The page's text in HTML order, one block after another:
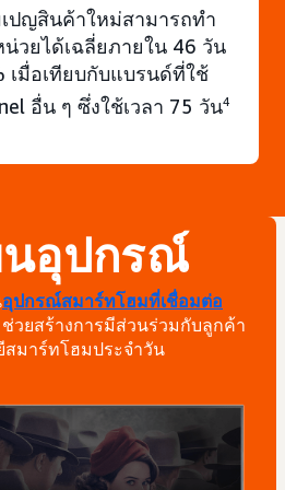
ปญสินค้าใหม่สามารถทำ
วยได้เฉลี่ยภายใน 46 วัน
เมื่อเทียบกับแบรนด์ที่ใช้
อื่น ๆ ซึ่งใช้เวลา 75 วัน4
อุปกรณ์
อุปกรณ์สมาร์ทโฮมที่เชื่อมต่อ
ช่วยสร้างการมีส่วนร่วมกับลูกค้า
มาร์ทโฮมประจำวัน